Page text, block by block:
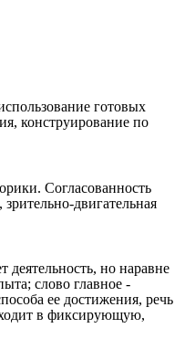
готовых
конструирование по
Согласованность
двигательная
деятельность, но наравне
слово главное -
ее достижения, речь
в фиксирующую,